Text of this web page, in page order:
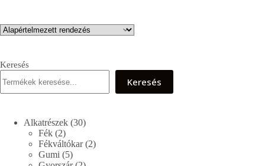
Keresés
Keresés
Alkatrészek 3030
Fék 22
termék
Fékváltókar 22
Gumi 55